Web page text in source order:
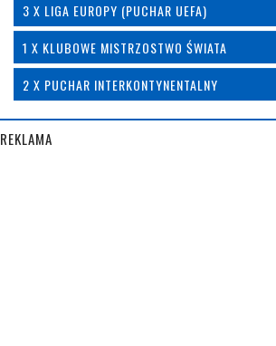
3 X LIGA EUROPY (PUCHAR UEFA)
1 X KLUBOWE MISTRZOSTWO ŚWIATA
2 X PUCHAR INTERKONTYNENTALNY
REKLAMA